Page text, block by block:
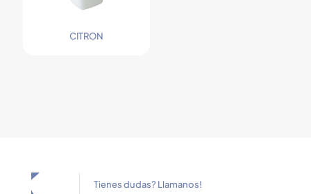
CITRON
Tienes dudas? Llamanos!